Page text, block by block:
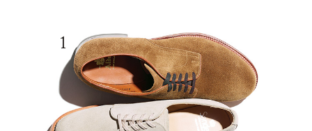
サイトマップ